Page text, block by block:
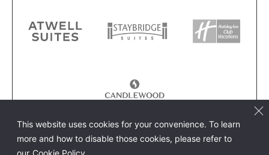
This website uses cookies for your convenience. To learn
more and how to disable those cookies, please refer to
our Cookie Policy